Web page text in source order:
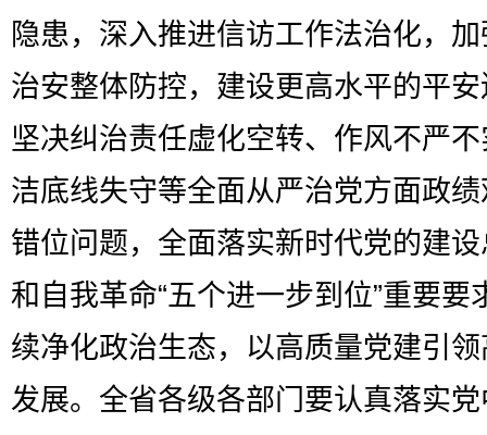
隐患，深入推进信访工作法治化，
治安整体防控，建设更高水平的平
坚决纠治责任虚化空转、作风不严
洁底线失守等全面从严治党方面政
错位问题，全面落实新时代党的建
和自我革命“五个进一步到位”重要要
续净化政治生态，以高质量党建引
发展。全省各级各部门要认真落实